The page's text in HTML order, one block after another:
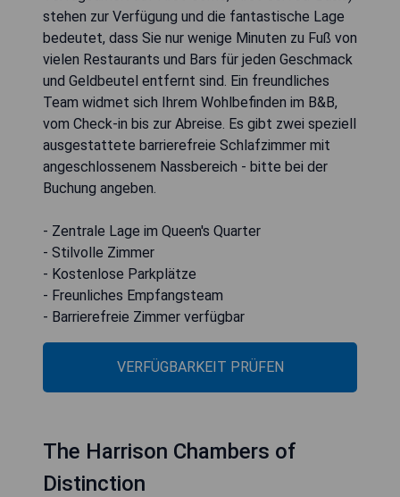
stehen zur Verfügung und die fantastische Lage
bedeutet, dass Sie nur wenige Minuten zu Fuß von
vielen Restaurants und Bars für jeden Geschmack
und Geldbeutel entfernt sind. Ein freundliches
Team widmet sich Ihrem Wohlbefinden im B&B,
vom Check-in bis zur Abreise. Es gibt zwei speziell
ausgestattete barrierefreie Schlafzimmer mit
angeschlossenem Nassbereich - bitte bei der
Buchung angeben.
- Zentrale Lage im Queen's Quarter
- Stilvolle Zimmer
- Kostenlose Parkplätze
- Freunliches Empfangsteam
- Barrierefreie Zimmer verfügbar
VERFÜGBARKEIT PRÜFEN
The Harrison Chambers of
Distinction